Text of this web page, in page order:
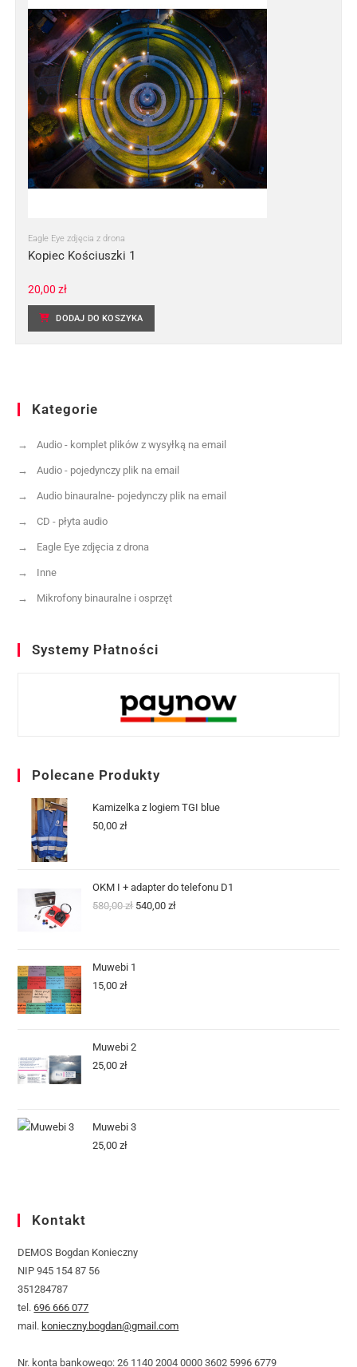
Eagle Eye zdjęcia z drona
Kopiec Kościuszki 1
20,00 zł
DODAJ DO KOSZYKA
Kategorie
Audio - komplet plików z wysyłką na email
Audio - pojedynczy plik na email
Audio binauralne- pojedynczy plik na email
CD - płyta audio
Eagle Eye zdjęcia z drona
Inne
Mikrofony binauralne i osprzęt
Systemy Płatności
Polecane Produkty
Kamizelka z logiem TGI blue
50,00zł
OKM I + adapter do telefonu D1
580,00zł 540,00zł
Muwebi 1
15,00zł
Muwebi 2
25,00zł
Muwebi 3
25,00zł
Kontakt
DEMOS Bogdan Konieczny
NIP 945 154 87 56
351284787
tel.696 666 077
mail. konieczny.bogdan@gmail.com
Nr. konta bankowego: 26 1140 2004 0000 3602 5996 6779